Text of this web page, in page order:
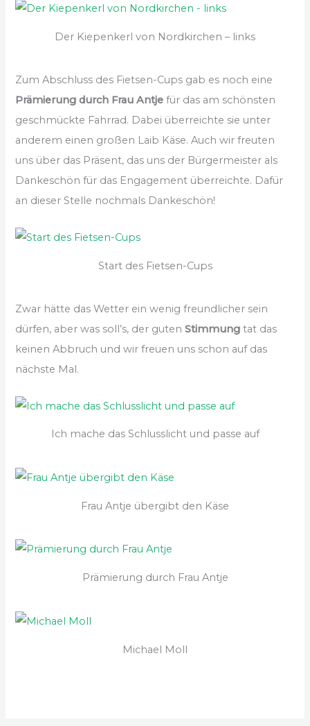
Der Kiepenkerl von Nordkirchen – links
Zum Abschluss des Fietsen-Cups gab es noch eine
Prämierung durch Frau Antje für das am schönsten
geschmückte Fahrrad. Dabei überreichte sie unter
anderem einen großen Laib Käse. Auch wir freuten
uns über das Präsent, das uns der Bürgermeister als
Dankeschön für das Engagement überreichte. Dafür
an dieser Stelle nochmals Dankeschön!
Start des Fietsen-Cups
Zwar hätte das Wetter ein wenig freundlicher sein
dürfen, aber was soll’s, der gutenStimmung tat das
keinen Abbruch und wir freuen uns schon auf das
nächste Mal.
Ich mache das Schlusslicht und passe auf
Frau Antje übergibt den Käse
Prämierung durch Frau Antje
Michael Moll